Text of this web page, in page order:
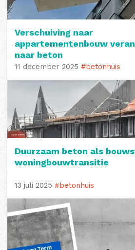
Verschuiving naar
appartementenbouw
naar beton
11 december 2025 #betonhuis
Duurzaam beton als
woningbouwtransitie
13 juli 2025 #betonhuis